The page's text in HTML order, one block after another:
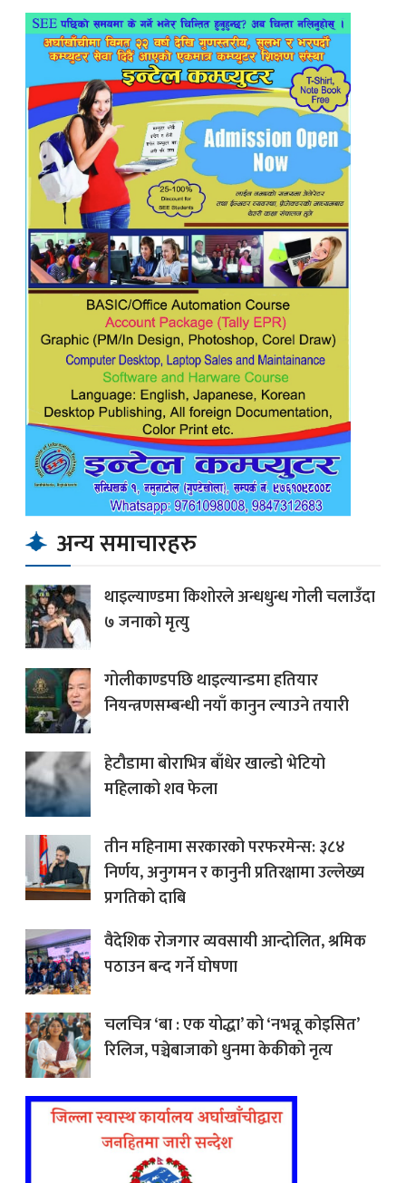
अन्य समाचारहरु
थाइल्याण्डमा किशोरले अन्धधुन्ध गोली चलाउँदा
७ जनाको मृत्यु
गोलीकाण्डपछि थाइल्यान्डमा हतियार
नियन्त्रणसम्बन्धी नयाँ कानुन ल्याउने तयारी
हेटौडामा बोराभित्र बाँधेर खाल्डो भेटियो
महिलाको शव फेला
तीन महिनामा सरकारको परफरमेन्स: ३८४
निर्णय, अनुगमन र कानुनी प्रतिरक्षामा उल्लेख्य
प्रगतिको दाबि
वैदेशिक रोजगार व्यवसायी आन्दोलित, श्रमिक
पठाउन बन्द गर्ने घोषणा
चलचित्र ‘बा : एक योद्धा’ को ‘नभन्नू कोइसित’
रिलिज, पञ्चेबाजाको धुनमा केकीको नृत्य